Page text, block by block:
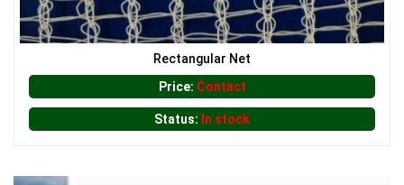
Rectangular Net
Price: Contact
Status: In stock